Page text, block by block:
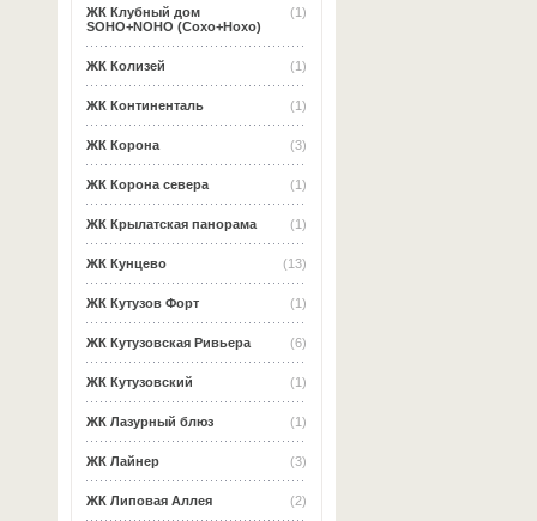
(1)
ЖК Клубный дом
SOHO+NOHO (Сохо+Нохо)
(1)
ЖК Колизей
(1)
ЖК Континенталь
(3)
ЖК Корона
(1)
ЖК Корона севера
(1)
ЖК Крылатская панорама
(13)
ЖК Кунцево
(1)
ЖК Кутузов Форт
(6)
ЖК Кутузовская Ривьера
(1)
ЖК Кутузовский
(1)
ЖК Лазурный блюз
(3)
ЖК Лайнер
(2)
ЖК Липовая Аллея